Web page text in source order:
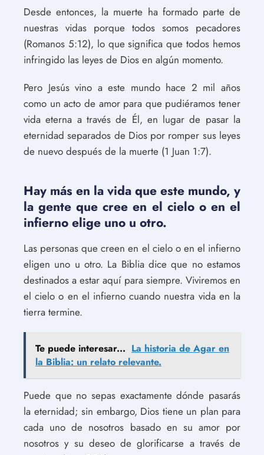
Desde entonces, la muerte ha formado parte de
nuestras vidas porque todos somos pecadores
(Romanos 5:12), lo que significa que todos hemos
infringido las leyes de Dios en algún momento.
Pero Jesús vino a este mundo hace 2 mil años
como un acto de amor para que pudiéramos tener
vida eterna a través de Él, en lugar de pasar la
eternidad separados de Dios por romper sus leyes
de nuevo después de la muerte (1 Juan 1:7).
Hay más en la vida que este mundo, y
la gente que cree en el cielo o en el
infierno elige uno u otro.
Las personas que creen en el cielo o en el infierno
eligen uno u otro. La Biblia dice que no estamos
destinados a estar aquí para siempre. Viviremos en
el cielo o en el infierno cuando nuestra vida en la
tierra termine.
Te puede interesar... La historia de Agar en
la Biblia: un relato relevante.
Puede que no sepas exactamente dónde pasarás
la eternidad; sin embargo, Dios tiene un plan para
cada uno de nosotros basado en su amor por
nosotros y su deseo de glorificarse a través de